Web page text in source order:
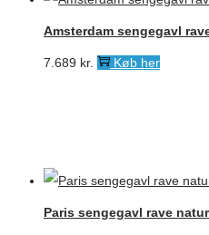
Amsterdam sengegavl
7.689 kr. Køb her
Paris sengegavl rave